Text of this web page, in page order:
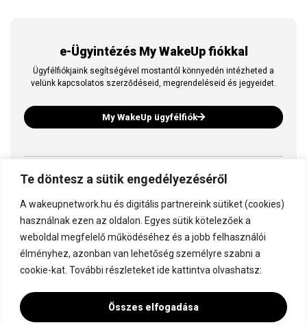
Te döntesz a sütik engedélyezéséről
A wakeupnetwork.hu és digitális partnereink sütiket (cookies)
használnak ezen az oldalon. Egyes sütik kötelezőek a
weboldal megfelelő működéséhez és a jobb felhasználói
élményhez, azonban van lehetőség személyre szabni a
cookie-kat. További részleteket ide kattintva olvashatsz:
Összes elfogadása
e-Ügyintézés My WakeUp fiókkal
Ügyfélfiókjaink segítségével mostantól könnyedén intézheted a
velünk kapcsolatos szerződéseid, megrendeléseid és jegyeidet.
My WakeUp ügyfélfiók
Ez is a WakeUp
Kapcsolódj a WakeUp-hoz!
Dokumentáció